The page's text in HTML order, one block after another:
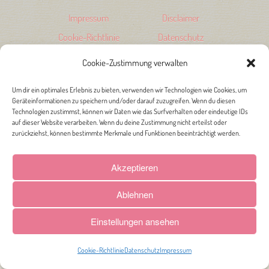
Cookie-Zustimmung verwalten
Um dir ein optimales Erlebnis zu bieten, verwenden wir Technologien wie Cookies, um
Geräteinformationen zu speichern und/oder darauf zuzugreifen. Wenn du diesen
Technologien zustimmst, können wir Daten wie das Surfverhalten oder eindeutige IDs
auf dieser Website verarbeiten. Wenn du deine Zustimmung nicht erteilst oder
zurückziehst, können bestimmte Merkmale und Funktionen beeinträchtigt werden.
Akzeptieren
Ablehnen
Einstellungen ansehen
Cookie-RichtlinieDatenschutzImpressum
Impressum
Disclaimer
Cookie-Richtlinie
Datenschutz